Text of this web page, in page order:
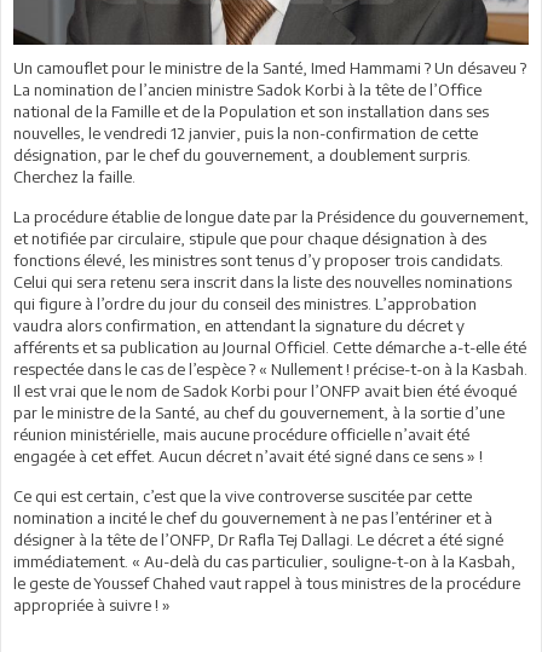
Un camouflet pour le ministre de la Santé, Imed Hammami ? Un désaveu ?
La nomination de l’ancien ministre Sadok Korbi à la tête de l’Office
national de la Famille et de la Population et son installation dans ses
nouvelles, le vendredi 12 janvier, puis la non-confirmation de cette
désignation, par le chef du gouvernement, a doublement surpris.
Cherchez la faille.
La procédure établie de longue date par la Présidence du gouvernement,
et notifiée par circulaire, stipule que pour chaque désignation à des
fonctions élevé, les ministres sont tenus d’y proposer trois candidats.
Celui qui sera retenu sera inscrit dans la liste des nouvelles nominations
qui figure à l’ordre du jour du conseil des ministres. L’approbation
vaudra alors confirmation, en attendant la signature du décret y
afférents et sa publication au Journal Officiel. Cette démarche a-t-elle été
respectée dans le cas de l’espèce ? « Nullement ! précise-t-on à la Kasbah.
Il est vrai que le nom de Sadok Korbi pour l’ONFP avait bien été évoqué
par le ministre de la Santé, au chef du gouvernement, à la sortie d’une
réunion ministérielle, mais aucune procédure officielle n’avait été
engagée à cet effet. Aucun décret n’avait été signé dans ce sens » !
Ce qui est certain, c’est que la vive controverse suscitée par cette
nomination a incité le chef du gouvernement à ne pas l’entériner et à
désigner à la tête de l’ONFP, Dr Rafla Tej Dallagi. Le décret a été signé
immédiatement. « Au-delà du cas particulier, souligne-t-on à la Kasbah,
le geste de Youssef Chahed vaut rappel à tous ministres de la procédure
appropriée à suivre ! »